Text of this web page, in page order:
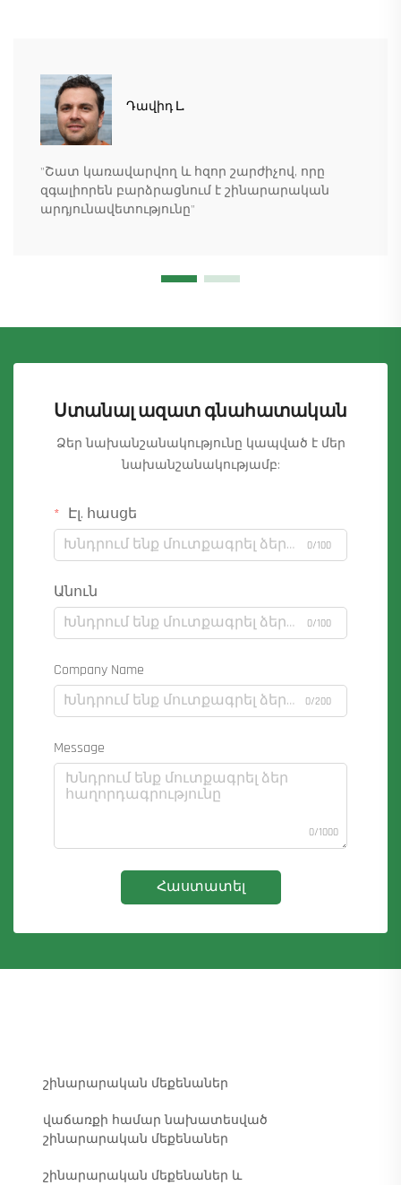
Դավիդ Լ.
"Շատ կառավարվող և հզոր շարժիչով, որը
զգալիորեն բարձրացնում է շինարարական
արդյունավետությունը"
Ստանալ ազատ գնահատական
Ձեր նախանշանակությունը կապված է մեր
նախանշանակությամբ:
Էլ. հասցե
0/100
Անուն
0/100
Company Name
0/200
Message
0/1000
Հաստատել
շինարարական մեքենաներ
վաճառքի համար նախատեսված
շինարարական մեքենաներ
շինարարական մեքենաներ և